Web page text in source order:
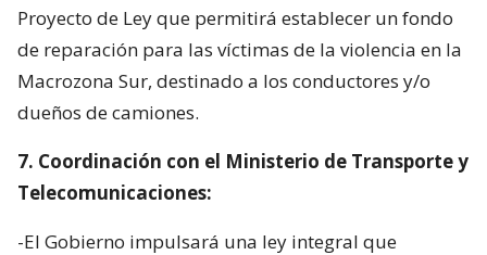
Proyecto de Ley que permitirá establecer un fondo
de reparación para las víctimas de la violencia en la
Macrozona Sur, destinado a los conductores y/o
dueños de camiones.
7. Coordinación con el Ministerio de Transporte y
Telecomunicaciones:
-El Gobierno impulsará una ley integral que